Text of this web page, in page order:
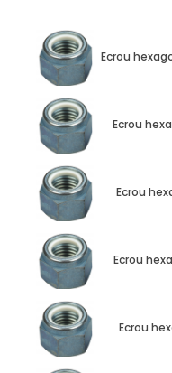
Ecrou
Ecrou
Ecrou
Ecrou
Ecrou